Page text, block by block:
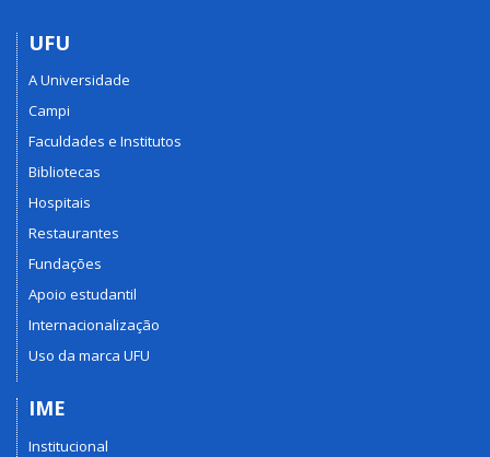
UFU
A Universidade
Campi
Faculdades e Institutos
Bibliotecas
Hospitais
Restaurantes
Fundações
Apoio estudantil
Internacionalização
Uso da marca UFU
IME
Institucional